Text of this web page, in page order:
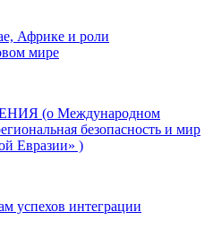
Африке и роли
мире
(о Международном
безопасность и мир
Евразии» )
интеграции